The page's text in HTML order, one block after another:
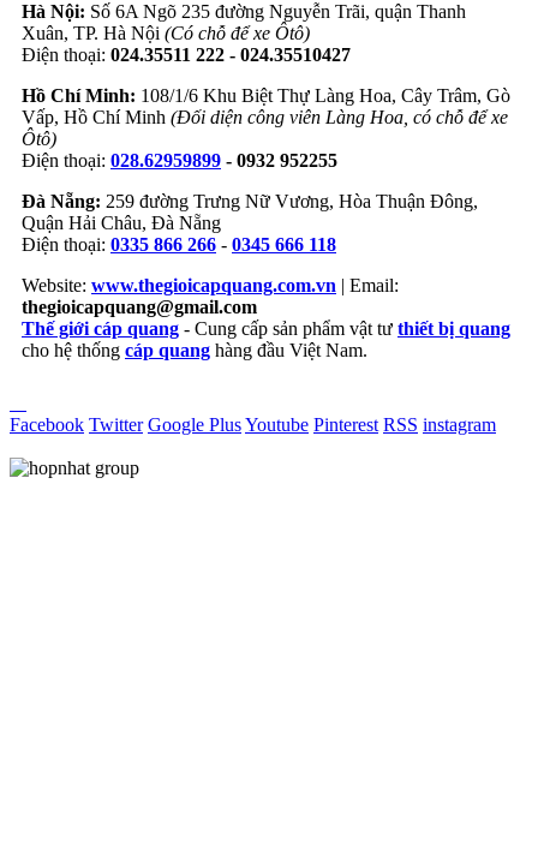
Hà Nội: Số 6A Ngõ 235 đường Nguyễn Trãi, quận Thanh
Xuân, TP. Hà Nội (Có chỗ để xe Ôtô)
Điện thoại: 024.35511 222 - 024.35510427
Hồ Chí Minh: 108/1/6 Khu Biệt Thự Làng Hoa, Cây Trâm, Gò
Vấp, Hồ Chí Minh (Đối diện công viên Làng Hoa, có chỗ để xe
Ôtô)
Điện thoại: 028.62959899 - 0932 952255
Đà Nẵng: 259 đường Trưng Nữ Vương, Hòa Thuận Đông,
Quận Hải Châu, Đà Nẵng
Điện thoại: 0335 866 266 - 0345 666 118
Website: www.thegioicapquang.com.vn | Email:
thegioicapquang@gmail.com
Thế giới cáp quang - Cung cấp sản phẩm vật tư thiết bị quang
cho hệ thống cáp quang hàng đầu Việt Nam.
Facebook Twitter Google PlusYoutube Pinterest RSS instagram